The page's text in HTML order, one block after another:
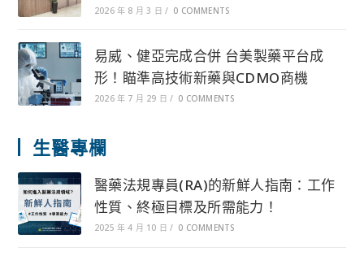
2026 年 8 月 3 日 / 0 COMMENTS
易威、健亞完成合併 台美製藥平台成
形！瞄準高技術新藥與CDMO商機
2026 年 7 月 29 日 / 0 COMMENTS
生醫專欄
醫藥法規專員(RA)的新鮮人指南：工作
性質、終極目標及所需能力！
2025 年 4 月 10 日 / 0 COMMENTS